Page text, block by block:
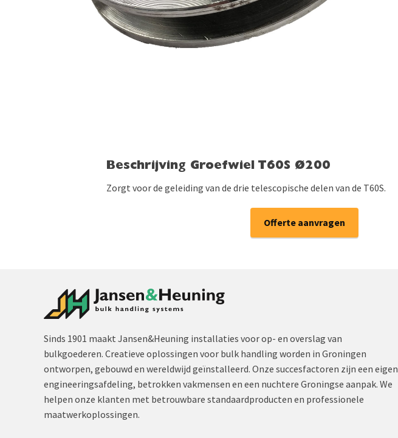
Beschrijving Groefwiel T60S Ø200
Zorgt voor de geleiding van de drie telescopische delen van de T60S.
Offerte aanvragen
Sinds 1901 maakt Jansen&Heuning installaties voor op- en overslag van
bulkgoederen. Creatieve oplossingen voor bulk handling worden in Groningen
ontworpen, gebouwd en wereldwijd geïnstalleerd. Onze succesfactoren zijn een eigen
engineeringsafdeling, betrokken vakmensen en een nuchtere Groningse aanpak. We
helpen onze klanten met betrouwbare standaardproducten en professionele
maatwerkoplossingen.